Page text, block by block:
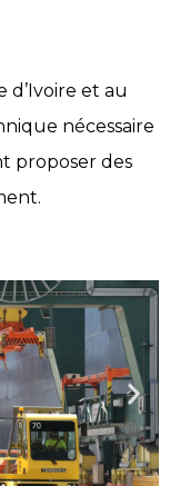
d’Ivoire et au
nécessaire
proposer des